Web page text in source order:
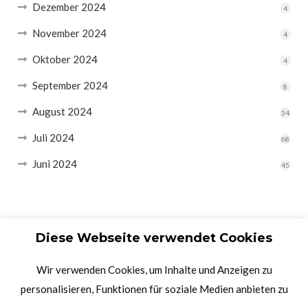
Dezember 2024 4
November 2024 4
Oktober 2024 4
September 2024 8
August 2024 34
Juli 2024 68
Juni 2024 45
Diese Webseite verwendet Cookies
Wir verwenden Cookies, um Inhalte und Anzeigen zu
personalisieren, Funktionen für soziale Medien anbieten zu